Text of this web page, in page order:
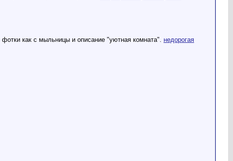
как с мыльницы и описание "уютная комната". недорогая